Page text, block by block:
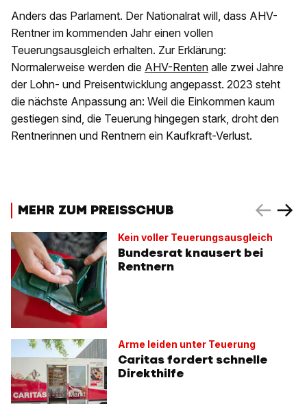
Anders das Parlament. Der Nationalrat will, dass AHV-
Rentner im kommenden Jahr einen vollen
Teuerungsausgleich erhalten. Zur Erklärung:
Normalerweise werden die AHV-Renten alle zwei Jahre
der Lohn- und Preisentwicklung angepasst. 2023 steht
die nächste Anpassung an: Weil die Einkommen kaum
gestiegen sind, die Teuerung hingegen stark, droht den
Rentnerinnen und Rentnern ein Kaufkraft-Verlust.
MEHR ZUM PREISSCHUB
Kein voller Teuerungsausgleich
Bundesrat knausert bei
Rentnern
Arme leiden unter Teuerung
Caritas fordert schnelle
Direkthilfe